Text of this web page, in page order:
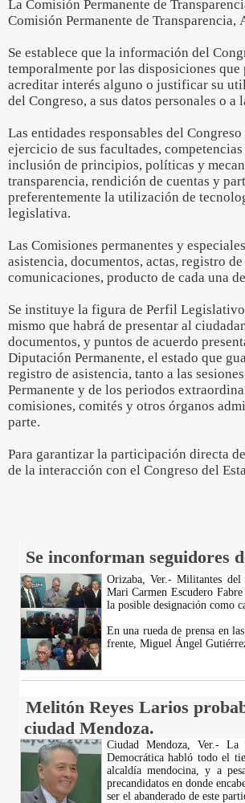
La Comisión Permanente de
Comisión Permanente de
Se establece que la información del
temporalmente por las disposiciones
acreditar interés alguno o justificar su
del Congreso, a sus datos personales o
Las entidades responsables del
ejercicio de sus facultades,
inclusión de principios, políticas y
transparencia, rendición de cuentas y
preferentemente la utilización de
legislativa.
Las Comisiones permanentes y
asistencia, documentos, actas, registro
comunicaciones, producto de cada una
Se instituye la figura de Perfil
mismo que habrá de presentar al
documentos, y puntos de acuerdo
Diputación Permanente, el estado que
registro de asistencia, tanto a las
Permanente y de los periodos
comisiones, comités y otros órganos
parte.
Para garantizar la participación directa
de la interacción con el Congreso del
Se inconforman seguidores
Orizaba, Ver.- Militantes del
Mari Carmen Escudero
la posible designación como
En una rueda de prensa en
frente, Miguel Ángel
Melitón Reyes Larios
ciudad Mendoza.
Ciudad Mendoza, Ver.-
Democrática habló todo el
alcaldía mendocina, y a
precandidatos en donde
ser el abanderado de este